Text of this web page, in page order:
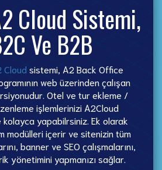
Cloud Sistemi,
Ve B2B
Cloud sistemi, A2 Back Office
web üzerinden çalışan
Otel ve tur ekleme /
işlemlerinizi A2Cloud
yapabilrsiniz. Ek olarak
modülleri içerir ve sitenizin tüm
banner ve SEO çalışmalarını,
yönetimini yapmanızı sağlar.